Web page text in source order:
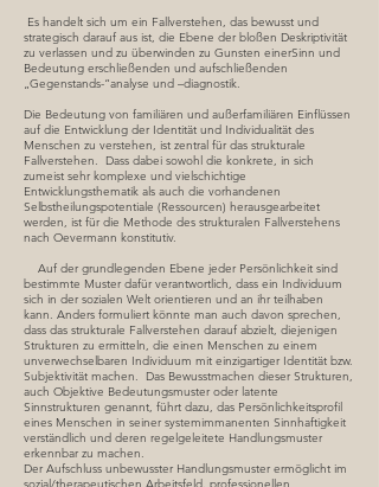
Es handelt sich um ein Fallverstehen, das bewusst und
strategisch darauf aus ist, die Ebene der bloßen Deskriptivität
zu verlassen und zu überwinden zu Gunsten einerSinn und
Bedeutung erschließenden und aufschließenden
„Gegenstands-“analyse und –diagnostik.
Die Bedeutung von familiären und außerfamiliären Einflüssen
auf die Entwicklung der Identität und Individualität des
Menschen zu verstehen, ist zentral für das strukturale
Fallverstehen. Dass dabei sowohl die konkrete, in sich
zumeist sehr komplexe und vielschichtige
Entwicklungsthematik als auch die vorhandenen
Selbstheilungspotentiale (Ressourcen) herausgearbeitet
werden, ist für die Methode des strukturalen Fallverstehens
nach Oevermann konstitutiv.
Auf der grundlegenden Ebene jeder Persönlichkeit sind
bestimmte Muster dafür verantwortlich, dass ein Individuum
sich in der sozialen Welt orientieren und an ihr teilhaben
kann. Anders formuliert könnte man auch davon sprechen,
dass das strukturale Fallverstehen darauf abzielt, diejenigen
Strukturen zu ermitteln, die einen Menschen zu einem
unverwechselbaren Individuum mit einzigartiger Identität bzw.
Subjektivität machen. Das Bewusstmachen dieser Strukturen,
auch Objektive Bedeutungsmuster oder latente
Sinnstrukturen genannt, führt dazu, das Persönlichkeitsprofil
eines Menschen in seiner systemimmanenten Sinnhaftigkeit
verständlich und deren regelgeleitete Handlungsmuster
erkennbar zu machen.
Der Aufschluss unbewusster Handlungsmuster ermöglicht im